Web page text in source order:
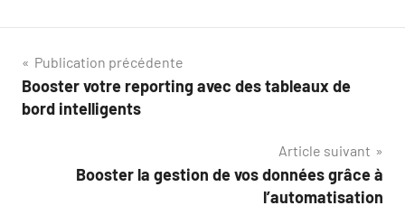
Navigation
de
Publication précédente
Booster votre reporting avec des tableaux de
bord intelligents
Article suivant
Booster la gestion de vos données grâce à
l’automatisation